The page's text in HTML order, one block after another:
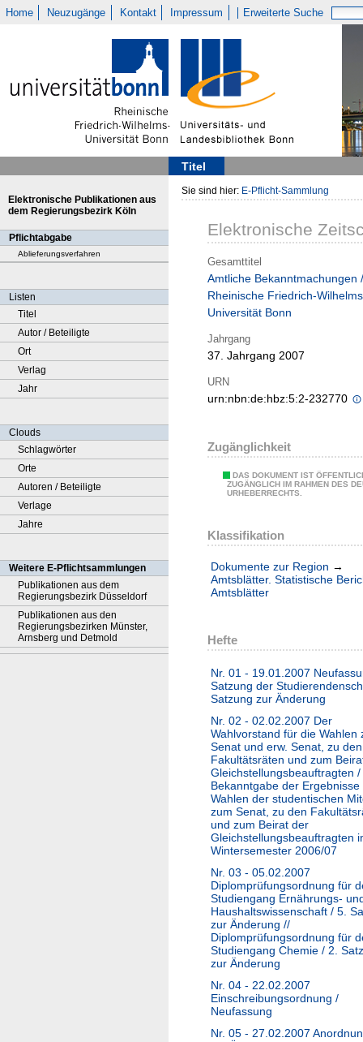
Home Neuzugänge Kontakt Impressum Erweiterte Suche
Titel
Elektronische Publikationen aus
dem Regierungsbezirk Köln
Pflichtabgabe
Ablieferungsverfahren
Listen
Titel
Autor / Beteiligte
Ort
Verlag
Jahr
Clouds
Schlagwörter
Orte
Autoren / Beteiligte
Verlage
Jahre
Weitere E-Pflichtsammlungen
Publikationen aus dem
Regierungsbezirk Düsseldorf
Publikationen aus den
Regierungsbezirken Münster,
Arnsberg und Detmold
Sie sind hier: E-Pflicht-Sammlung
Elektronische
Gesamttitel
Amtliche Bekanntmachungen /
Rheinische Friedrich-
Universität Bonn
Jahrgang
37. Jahrgang 2007
URN
urn:nbn:de:hbz:5:2-232770
Zugänglichkeit
DAS DOKUMENT IST
ZUGÄNGLICH IM RAHMEN DES
URHEBERRECHTS.
Klassifikation
Dokumente zur Region →
Amtsblätter. Statistische
Amtsblätter
Hefte
Nr. 01 - 19.01.2007
Satzung der
Satzung zur Änderung
Nr. 02 - 02.02.2007 Der
Wahlvorstand für die Wahlen
Senat und erw. Senat, zu den
Fakultätsräten und zum
Gleichstellungsbeauftragten /
Bekanntgabe der Ergebnisse
Wahlen der studentischen
zum Senat, zu den
und zum Beirat der
Gleichstellungsbeauftragten
Wintersemester 2006/07
Nr. 03 - 05.02.2007
Diplomprüfungsordnung für
Studiengang Ernährungs-
Haushaltswissenschaft / 5.
zur Änderung //
Diplomprüfungsordnung für
Studiengang Chemie / 2.
zur Änderung
Nr. 04 - 22.02.2007
Einschreibungsordnung /
Neufassung
Nr. 05 - 27.02.2007